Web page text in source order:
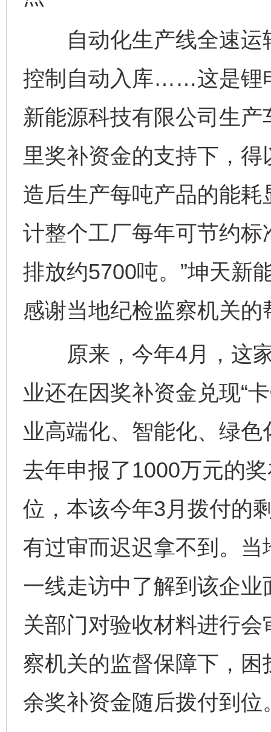
自动化生产线全速运
控制自动入库……这是锂
新能源科技有限公司生
里奖补资金的支持下，
造后生产每吨产品的能
计整个工厂每年可节约
排放约5700吨。”坤天新
感谢当地纪检监察机关的
原来，今年4月，这家
业还在因奖补资金兑现“
业高端化、智能化、绿
去年申报了1000万元的
位，本该今年3月拨付的
有过审而迟迟拿不到。
一线走访中了解到该企
关部门对验收材料进行
察机关的监督保障下，
余奖补资金随后拨付到位